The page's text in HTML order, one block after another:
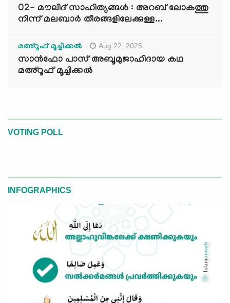
02- മൗലിദ് സാഹിത്യങ്ങൾ : അറബ് ലോകത്തു
നിന്ന് മലബാർ തീരങ്ങളിലേക്കുള്ള...
മഅ്റൂഫ് മൂച്ചിക്കല്‍ Aug 22, 2025
സാൻഫോ പാസ് അബൂമുജാഹിദായ കഥ
മഅ്റൂഫ് മൂച്ചിക്കല്‍
VOTING POLL
INFOGRAPHICS